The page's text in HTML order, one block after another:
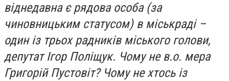
віднедавна є рядова особа (за
чиновницьким статусом) в міськраді –
один із трьох радників міського голови,
депутат Ігор Поліщук. Чому не в.о. мера
Григорій Пустовіт? Чому не хтось із